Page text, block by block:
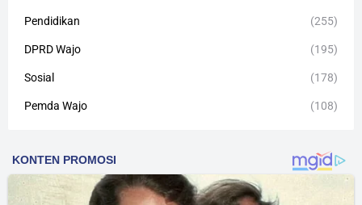
Pendidikan (255)
DPRD Wajo (195)
Sosial (178)
Pemda Wajo (108)